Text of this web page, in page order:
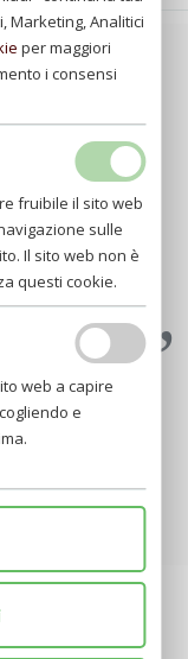
le migliori
noi non abbiamo
grande
della nostra
grazie, mie
la nostra
colui il quale
morire. E
Marketing, Analitici
per maggiori
i consensi
fruibile il sito web
sulle
Il sito web non è
questi cookie.
web a capire
e